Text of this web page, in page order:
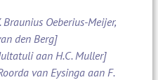
Oeberius-Meijer,
den Berg]
aan H.C. Muller]
van Eysinga aan F.